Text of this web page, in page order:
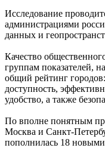
Исследование
администрациями
данных и
Качество
группам показателей,
общий рейтинг
доступность,
удобство, а также
По вполне понятным
Москва и Санкт-
пополнилась 18